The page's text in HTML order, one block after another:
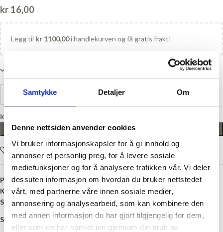
Samtykke Detaljer Om
Denne nettsiden anvender cookies
Vi bruker informasjonskapsler for å gi innhold og
annonser et personlig preg, for å levere sosiale
mediefunksjoner og for å analysere trafikken vår. Vi deler
dessuten informasjon om hvordan du bruker nettstedet
vårt, med partnerne våre innen sosiale medier,
annonsering og analysearbeid, som kan kombinere den
med annen informasjon du har gjort tilgjengelig for dem,
eller som de har samlet inn gjennom din bruk av
kr 16,00
Legg til kr 1100,00i handlekurven og få gratis frakt!
kr
LEGG I HANDLEKURV
Produktnummer:K241942
Kategori:Knapper
Stikkord:18 millimeter, 2 Hull,Lilla,Plast
Share: